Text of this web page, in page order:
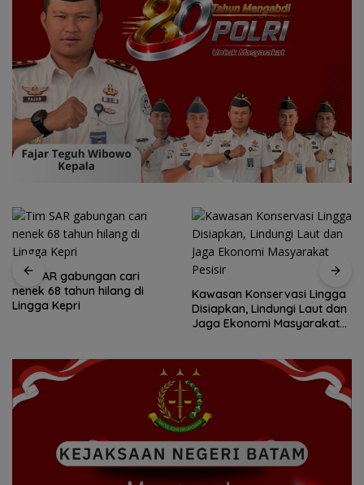
Tim SAR gabungan cari
nenek 68 tahun hilang di
Lingga Kepri
Kawasan Konservasi Lingga
Disiapkan, Lindungi Laut dan
Jaga Ekonomi Masyarakat